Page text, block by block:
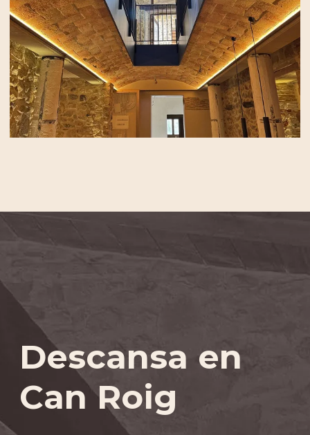
Descansa en
Can Roig